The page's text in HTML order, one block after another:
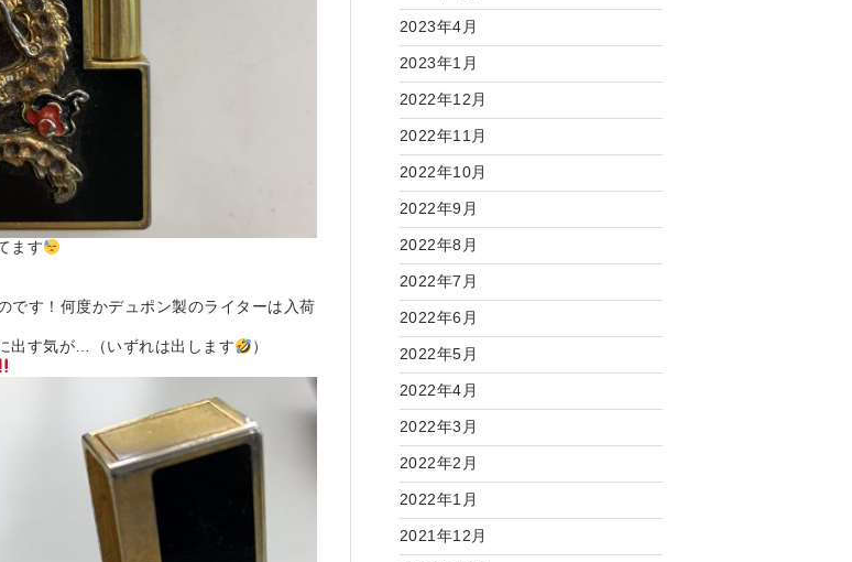
ます
です！何度かデュポン製のライターは入荷
出す気が…（いずれは出します
）
2023年4月
2023年1月
2022年12月
2022年11月
2022年10月
2022年9月
2022年8月
2022年7月
2022年6月
2022年5月
2022年4月
2022年3月
2022年2月
2022年1月
2021年12月